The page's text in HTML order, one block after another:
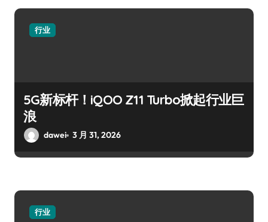
行业
5G新标杆！iQOO Z11 Turbo掀起行业巨
浪
dawei 3 月 31, 2026
行业